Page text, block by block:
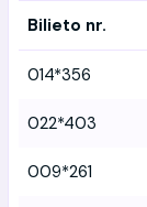
Bilieto nr.
014*356
022*403
009*261